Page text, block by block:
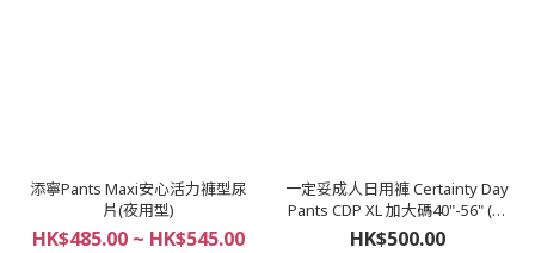
添寧Pants Maxi安心活力褲型尿
片(夜用型)
HK$485.00 ~ HK$545.00
一定妥成人日用褲 Certainty Day
Pants CDP XL 加大碼40"-56" (原
箱) DSC2019
HK$500.00